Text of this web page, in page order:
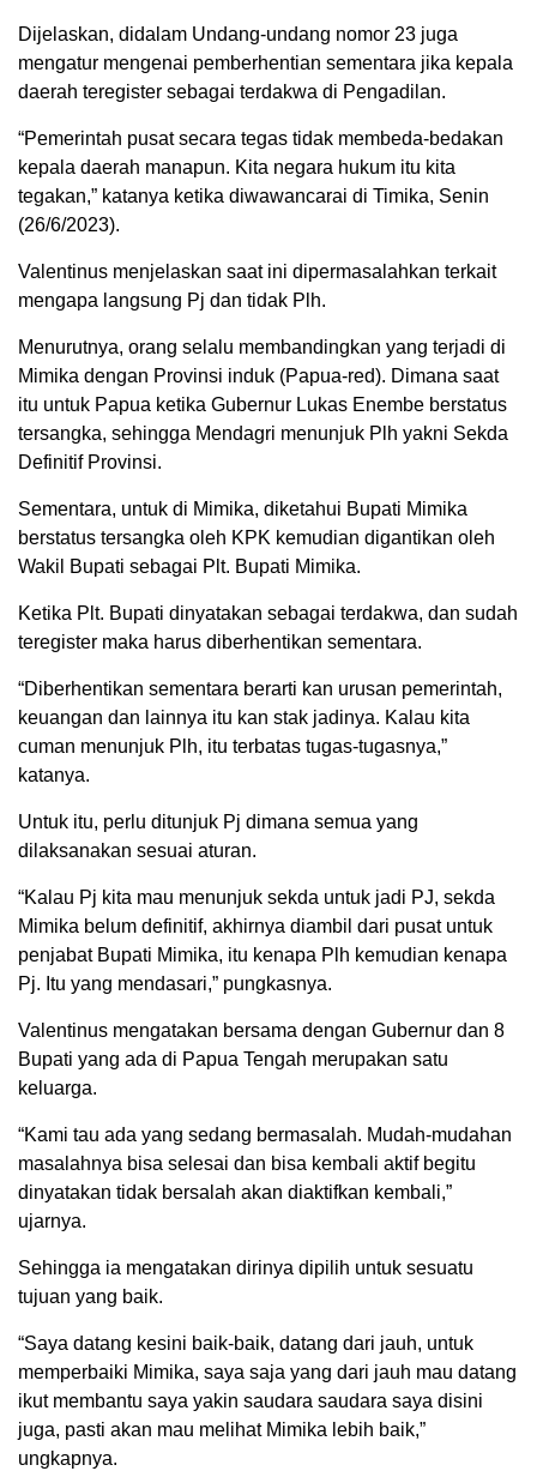
Dijelaskan, didalam Undang-undang nomor 23 juga
mengatur mengenai pemberhentian sementara jika kepala
daerah teregister sebagai terdakwa di Pengadilan.
“Pemerintah pusat secara tegas tidak membeda-bedakan
kepala daerah manapun. Kita negara hukum itu kita
tegakan,” katanya ketika diwawancarai di Timika, Senin
(26/6/2023).
Valentinus menjelaskan saat ini dipermasalahkan terkait
mengapa langsung Pj dan tidak Plh.
Menurutnya, orang selalu membandingkan yang terjadi di
Mimika dengan Provinsi induk (Papua-red). Dimana saat
itu untuk Papua ketika Gubernur Lukas Enembe berstatus
tersangka, sehingga Mendagri menunjuk Plh yakni Sekda
Definitif Provinsi.
Sementara, untuk di Mimika, diketahui Bupati Mimika
berstatus tersangka oleh KPK kemudian digantikan oleh
Wakil Bupati sebagai Plt. Bupati Mimika.
Ketika Plt. Bupati dinyatakan sebagai terdakwa, dan sudah
teregister maka harus diberhentikan sementara.
“Diberhentikan sementara berarti kan urusan pemerintah,
keuangan dan lainnya itu kan stak jadinya. Kalau kita
cuman menunjuk Plh, itu terbatas tugas-tugasnya,”
katanya.
Untuk itu, perlu ditunjuk Pj dimana semua yang
dilaksanakan sesuai aturan.
“Kalau Pj kita mau menunjuk sekda untuk jadi PJ, sekda
Mimika belum definitif, akhirnya diambil dari pusat untuk
penjabat Bupati Mimika, itu kenapa Plh kemudian kenapa
Pj. Itu yang mendasari,” pungkasnya.
Valentinus mengatakan bersama dengan Gubernur dan 8
Bupati yang ada di Papua Tengah merupakan satu
keluarga.
“Kami tau ada yang sedang bermasalah. Mudah-mudahan
masalahnya bisa selesai dan bisa kembali aktif begitu
dinyatakan tidak bersalah akan diaktifkan kembali,”
ujarnya.
Sehingga ia mengatakan dirinya dipilih untuk sesuatu
tujuan yang baik.
“Saya datang kesini baik-baik, datang dari jauh, untuk
memperbaiki Mimika, saya saja yang dari jauh mau datang
ikut membantu saya yakin saudara saudara saya disini
juga, pasti akan mau melihat Mimika lebih baik,”
ungkapnya.